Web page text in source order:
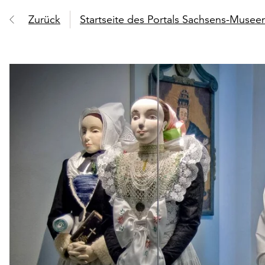
Zurück Startseite des Portals Sachsens-